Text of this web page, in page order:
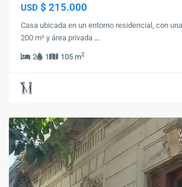
USD $ 215.000
Casa ubicada en un entorno residencial, con
200 m² y área privada ...
2 1 105 m2